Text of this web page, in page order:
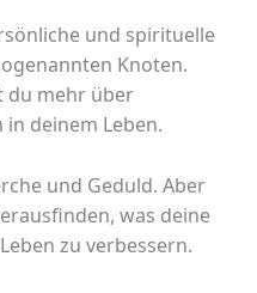
und spirituelle
Knoten.
du mehr über
deinem Leben.
und Geduld. Aber
was deine
zu verbessern.